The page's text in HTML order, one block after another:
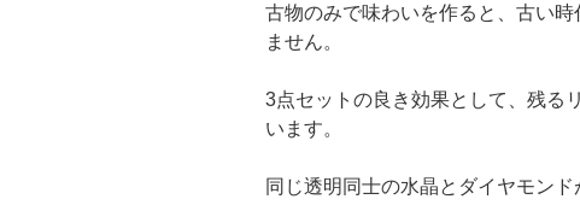
古物のみで味わいを作ると、古い
ません。
3点セットの良き効果として、残る
います。
同じ透明同士の水晶とダイヤモン